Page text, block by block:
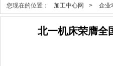
您现在的位置： 加工中心网 > 企业
北一机床荣膺全